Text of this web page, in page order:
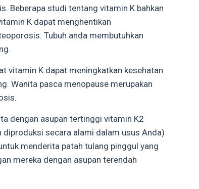
Beberapa studi tentang vitamin K bahkan
K dapat menghentikan
Tubuh anda membutuhkan
vitamin K dapat meningkatkan kesehatan
Wanita pasca menopause merupakan
dengan asupan tertinggi vitamin K2
secara alami dalam usus Anda)
menderita patah tulang pinggul yang
mereka dengan asupan terendah